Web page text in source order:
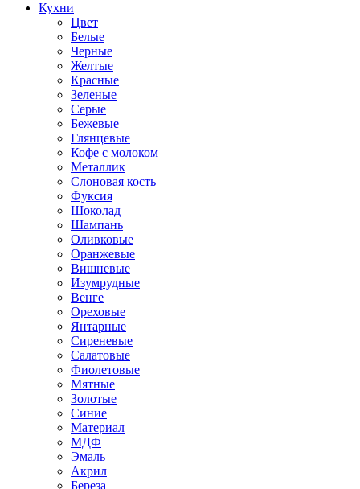
Кухни
Цвет
Белые
Черные
Желтые
Красные
Зеленые
Серые
Бежевые
Глянцевые
Кофе с молоком
Металлик
Слоновая кость
Фуксия
Шоколад
Шампань
Оливковые
Оранжевые
Вишневые
Изумрудные
Венге
Ореховые
Янтарные
Сиреневые
Салатовые
Фиолетовые
Мятные
Золотые
Синие
Материал
МДФ
Эмаль
Акрил
Береза